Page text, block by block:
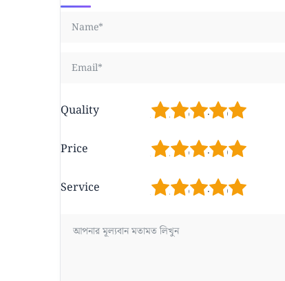
Quality 5
4
3
2
Price 5
4
3
2
Service 5
4
3
2